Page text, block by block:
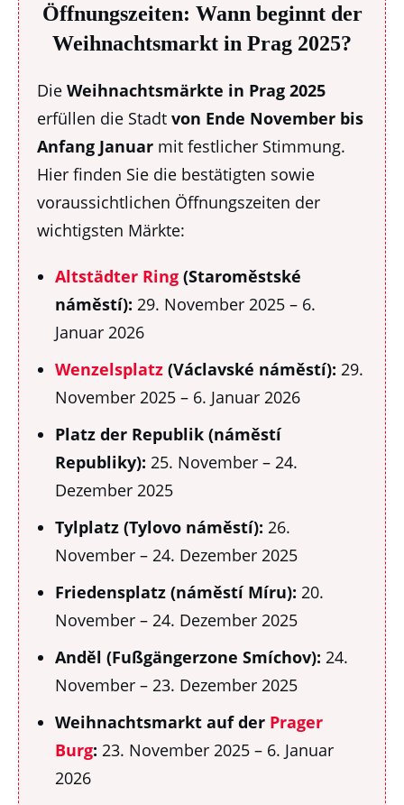
Öffnungszeiten: Wann beginnt der
Weihnachtsmarkt in Prag 2025?
Die Weihnachtsmärkte in Prag 2025
erfüllen die Stadt von Ende November bis
Anfang Januar mit festlicher Stimmung.
Hier finden Sie die bestätigten sowie
voraussichtlichen Öffnungszeiten der
wichtigsten Märkte:
Altstädter Ring (Staroměstské
náměstí): 29. November 2025 – 6.
Januar 2026
Wenzelsplatz (Václavské náměstí): 29.
November 2025 – 6. Januar 2026
Platz der Republik (náměstí
Republiky): 25. November – 24.
Dezember 2025
Tylplatz (Tylovo náměstí): 26.
November – 24. Dezember 2025
Friedensplatz (náměstí Míru): 20.
November – 24. Dezember 2025
Anděl (Fußgängerzone Smíchov): 24.
November – 23. Dezember 2025
Weihnachtsmarkt auf der Prager
Burg: 23. November 2025 – 6. Januar
2026